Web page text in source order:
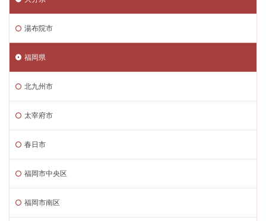
湯布院市
福岡県
北九州市
太宰府市
春日市
福岡市中央区
福岡市南区